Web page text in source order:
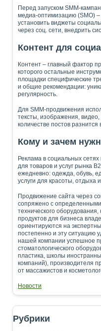
Перед запуском SMM-
медиа-оптимизацию (SMO) –
установить виджеты
через соц. сети, внедрить
Контент для
Контент – главный фактор
которого остальные
площадки специфические
и общие рекомендации:
регулярность.
Для SMM-продвижения
тексты, изображения,
количестве постов разнится
Кому и зачем
Реклама в социальных
для товаров и услуг рынка
ежедневно: одежда, обувь,
услуги для красоты, отдыха
Продвижение сайта через
сопряжено с
технического
продуктов для бизнеса
ориентируются на
постепенно и эту ситуацию
нашей компании успешное
стоматологического
пластика, школы
компаний), производителя
от массажистов и
Новости
Рубрики